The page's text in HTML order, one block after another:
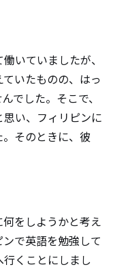
いていましたが、
いたものの、はっ
でした。そこで、
い、フィリピンに
そのときに、彼
をしようかと考え
で英語を勉強して
くことにしまし